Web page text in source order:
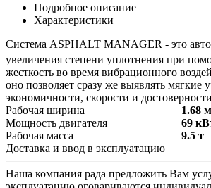
Подробное описание
Характеристики
Система ASPHALT MANAGER - это
увеличения степени уплотнения при
жесткость во время вибрационного
оно позволяет сразу же выявлять
экономичности, скорости и
Рабочая ширина
1.68 м
Мощность двигателя
69
Рабочая масса
9.5 т
Доставка и ввод в эксплуатацию
Наша компания рада предложить Вам